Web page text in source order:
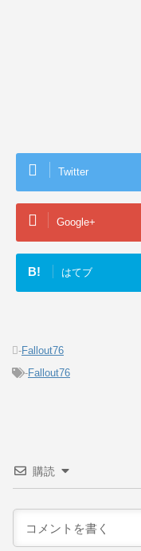
Twitter
Google+
B! はてブ
-Fallout76
-Fallout76
購読